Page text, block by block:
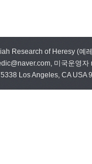
Research of Heresy (예
미국운영
Los Angeles, CA USA